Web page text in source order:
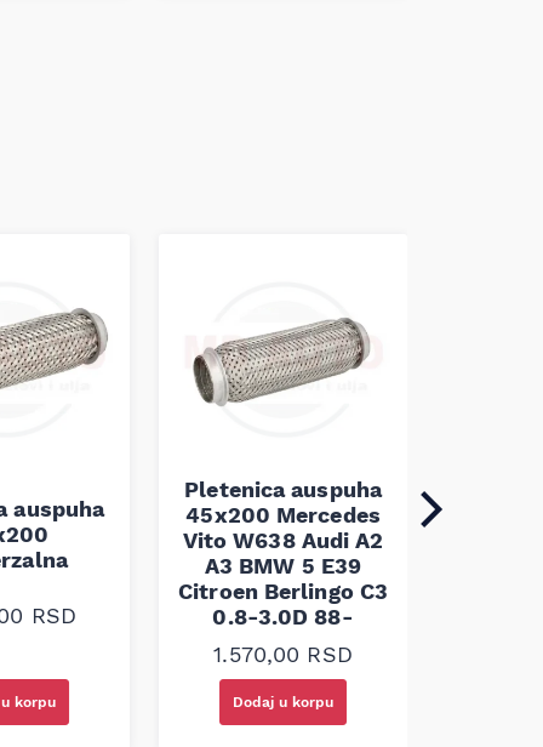
auspuha
RSD
korpu
Pletenica auspuha
45x200 Mercedes
Vito W638 Audi A2
A3 BMW 5 E39
Citroen Berlingo C3
0.8-3.0D 88-
1.570,00 RSD
Dodaj u korpu